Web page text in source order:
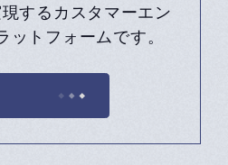
するカスタマーエン
ットフォームです。